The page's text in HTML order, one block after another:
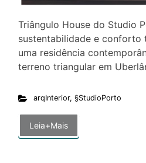
Triângulo House do Studio
sustentabilidade e conforto
uma residência
terreno triangular em
arqInterior, §StudioPorto
Leia+Mais